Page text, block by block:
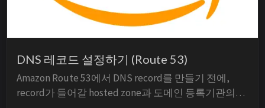
DNS 레코드 설정하기 (Route 53)
Amazon Route 53에서 DNS record를 만들기 전에,
record가 들어갈 hosted zone과 도메인 등록기관의